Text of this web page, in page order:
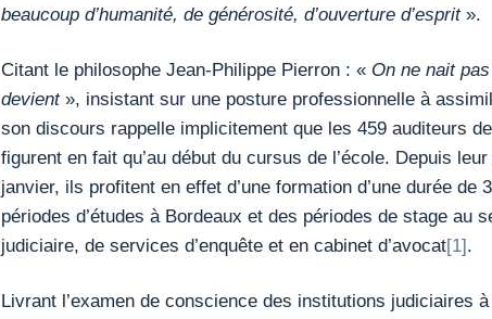
beaucoup d’humanité, de générosité, d’ouverture d’esprit».
Citant le philosophe Jean-Philippe Pierron : « On ne nait
devient», insistant sur une posture professionnelle à
son discours rappelle implicitement que les 459 auditeurs
figurent en fait qu’au début du cursus de l’école. Depuis
janvier, ils profitent en effet d’une formation d’une durée de
périodes d’études à Bordeaux et des périodes de stage au
judiciaire, de services d’enquête et en cabinet d’avocat[1].
Livrant l’examen de conscience des institutions judiciaires